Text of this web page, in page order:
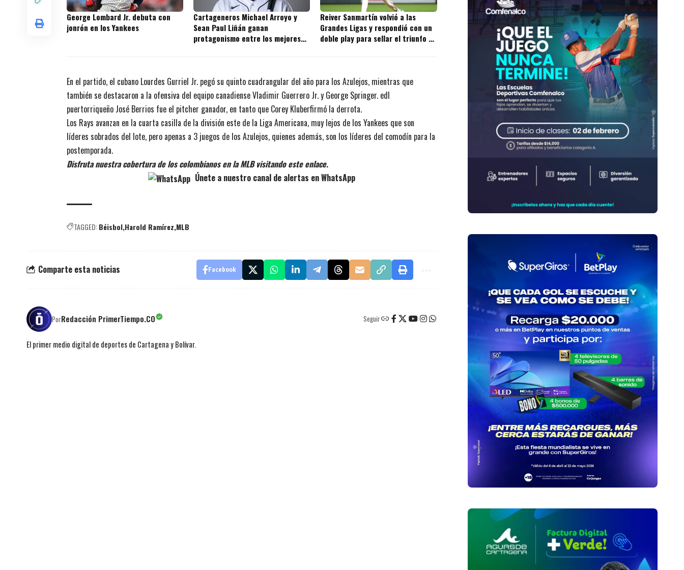
George Lombard Jr. debuta con
jonrón en los Yankees
Cartageneros Michael Arroyo y
Sean Paul Liñán ganan
protagonismo entre los mejores
Reiver Sanmartín volvió a las
Grandes Ligas y respondió con un
doble play para sellar el triunfo de
En el partido, el cubano Lourdes Gurriel Jr. pegó su quinto cuadrangular del año para los Azulejos, mientras que
también se destacaron a la ofensiva del equipo canadiense Vladimir Guerrero Jr. y George Springer. edl
puertorriqueño José Berrios fue el pitcher ganador, en tanto que Corey Kluberfirmó la derrota.
Los Rays avanzan en la cuarta casilla de la división este de la Liga Americana, muy lejos de los Yankees que son
líderes sobrados del lote, pero apenas a 3 juegos de los Azulejos, quienes además, son los líderes del comodín para la
postemporada.
Disfruta nuestra cobertura de los colombianos en la MLB visitando este enlace.
Únete a nuestro canal de alertas en WhatsApp
TAGGED:Béisbol Harold Ramírez MLB
Comparte esta noticias Facebook
PorRedacción PrimerTiempo.CO Seguir
El primer medio digital de deportes de Cartagena y Bolívar.